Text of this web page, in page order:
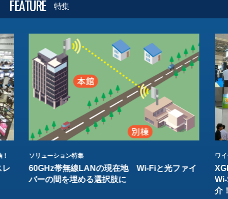
FEATURE 特集
レ
ソリューション特集
60GHz帯無線LANの現在地 Wi-Fiと光ファイ
バーの間を埋める選択肢に
ワ
介